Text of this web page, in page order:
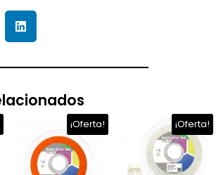
¡Oferta!
precio
original
era:
$699.00.
El
precio
$450.00.
¡Oferta!
precio
original
era:
$699.00.
El
es: